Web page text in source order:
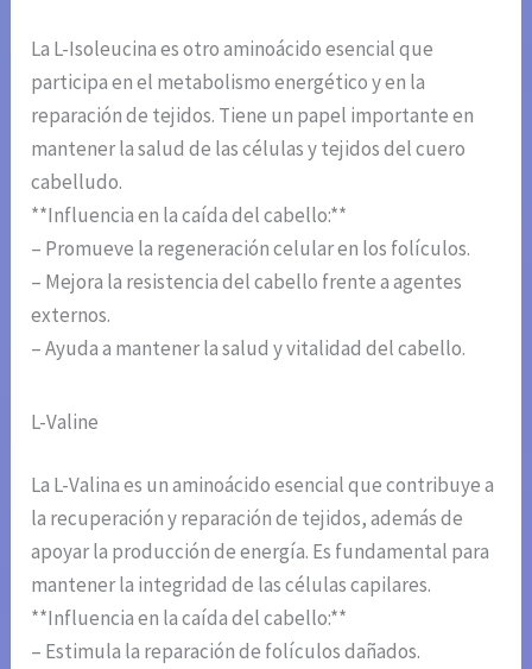
La L-Isoleucina es otro aminoácido esencial que
participa en el metabolismo energético y en la
reparación de tejidos. Tiene un papel importante en
mantener la salud de las células y tejidos del cuero
cabelludo.
**Influencia en la caída del cabello:**
– Promueve la regeneración celular en los folículos.
– Mejora la resistencia del cabello frente a agentes
externos.
– Ayuda a mantener la salud y vitalidad del cabello.
L-Valine
La L-Valina es un aminoácido esencial que contribuye a
la recuperación y reparación de tejidos, además de
apoyar la producción de energía. Es fundamental para
mantener la integridad de las células capilares.
**Influencia en la caída del cabello:**
– Estimula la reparación de folículos dañados.